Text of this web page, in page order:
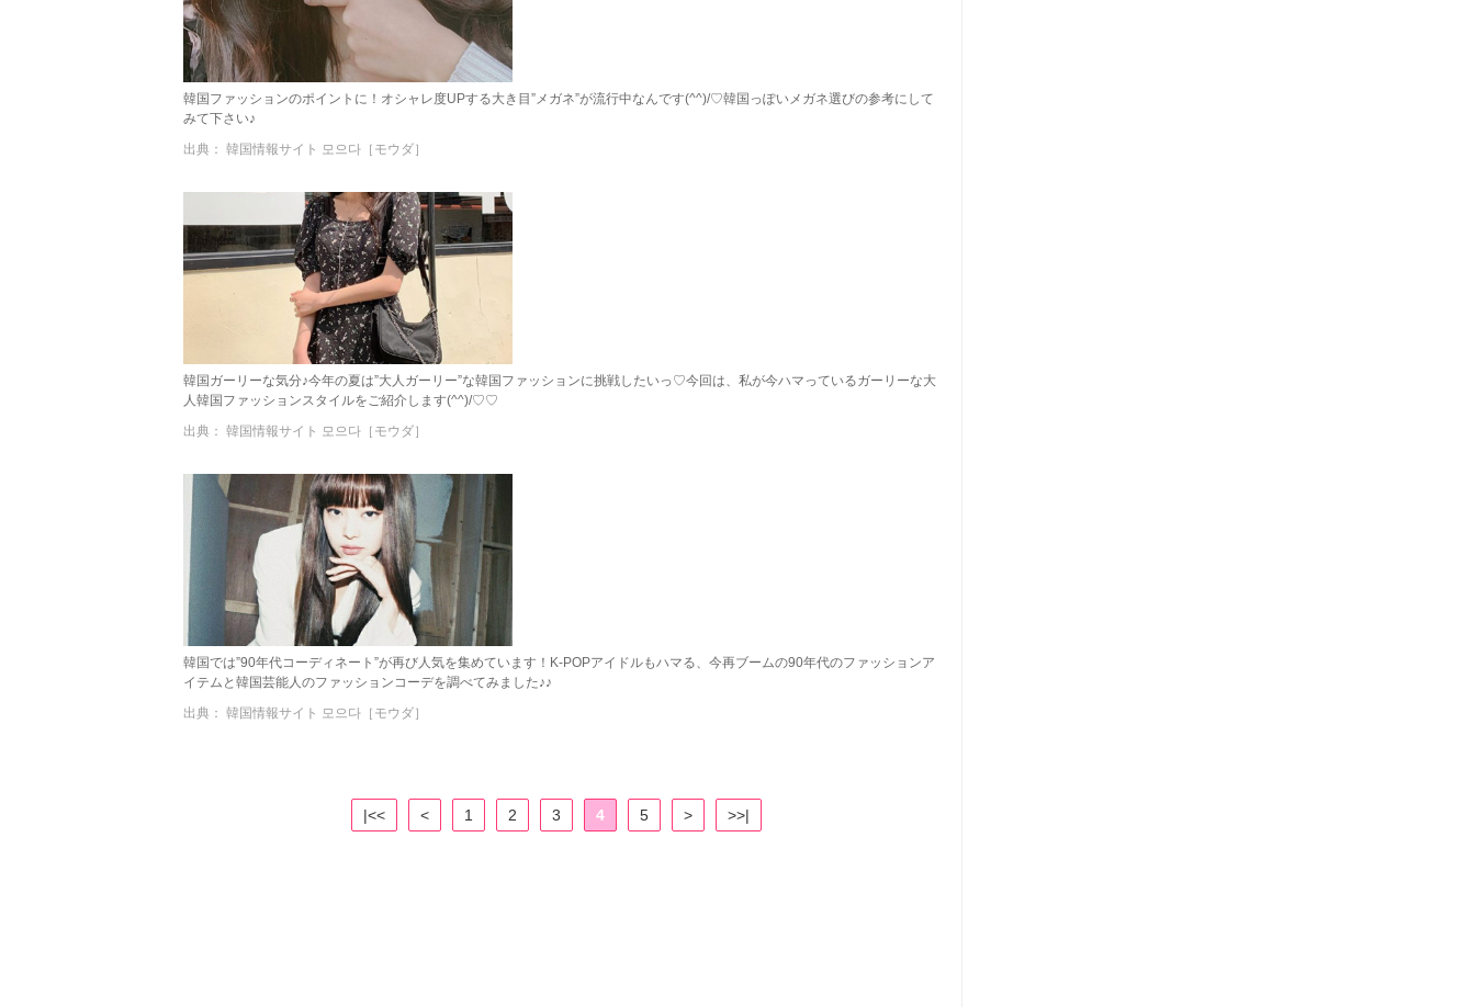
韓国ファッションのポイントに！オシャレ度UPする大き目”メガネ”が流行中なんです(^^)/♡韓国っぽいメガネ選びの参考にして
みて下さい♪
出典： 韓国情報サイト 모으다［モウダ］
韓国ガーリーな気分♪今年の夏は”大人ガーリー”な韓国ファッションに挑戦したいっ♡今回は、私が今ハマっているガーリーな大
人韓国ファッションスタイルをご紹介します(^^)/♡♡
出典： 韓国情報サイト 모으다［モウダ］
韓国では”90年代コーディネート”が再び人気を集めています！K-POPアイドルもハマる、今再ブームの90年代のファッションア
イテムと韓国芸能人のファッションコーデを調べてみました♪♪
出典： 韓国情報サイト 모으다［モウダ］
|<< < 1 2 3 4 5 > >>|